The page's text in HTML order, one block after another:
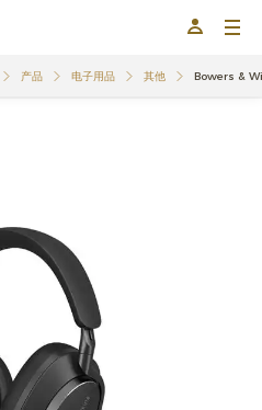
产品 电子用品 其他 Bowers &